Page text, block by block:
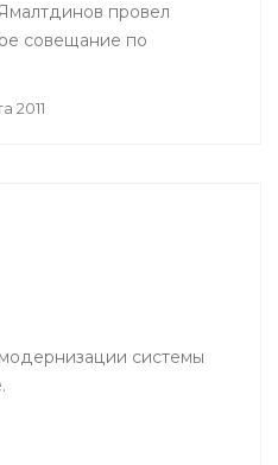
провел
совещание по
2011
системы